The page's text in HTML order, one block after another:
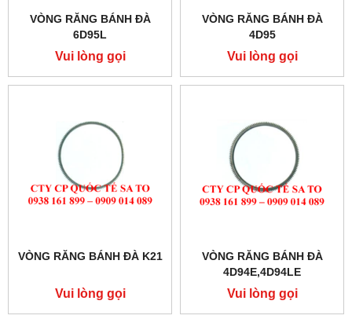
VÒNG RĂNG BÁNH ĐÀ
6D95L
Vui lòng gọi
VÒNG RĂNG BÁNH ĐÀ
4D95
Vui lòng gọi
VÒNG RĂNG BÁNH ĐÀ K21
Vui lòng gọi
VÒNG RĂNG BÁNH ĐÀ
4D94E,4D94LE
Vui lòng gọi